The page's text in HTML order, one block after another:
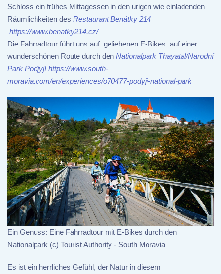
Schloss ein frühes Mittagessen in den urigen wie einladenden
Räumlichkeiten des Restaurant Benátky 214
https://www.benatky214.cz/
Die Fahrradtour führt uns auf geliehenen E-Bikes auf einer
wunderschönen Route durch den Nationalpark Thayatal/Narodní
Park Podjyjí https://www.south-
moravia.com/en/experiences/o70477-podyji-national-park
Ein Genuss: Eine Fahrradtour mit E-Bikes durch den
Nationalpark (c) Tourist Authority - South Moravia
Es ist ein herrliches Gefühl, der Natur in diesem